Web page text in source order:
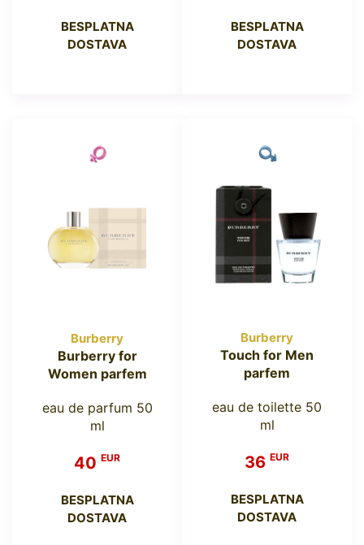
BESPLATNA
DOSTAVA
BESPLATNA
DOSTAVA
Burberry
Burberry for
Women parfem
eau de parfum 50
ml
40 EUR
BESPLATNA
DOSTAVA
Burberry
Touch for Men
parfem
eau de toilette 50
ml
36 EUR
BESPLATNA
DOSTAVA